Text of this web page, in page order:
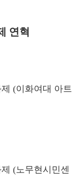
연혁
(이화여대 아트
(노무현시민센